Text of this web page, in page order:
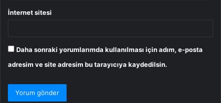
İnternet sitesi
Daha sonraki yorumlarımda kullanılması için adım, e-posta
adresim ve site adresim bu tarayıcıya kaydedilsin.